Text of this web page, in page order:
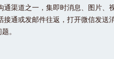
道之一，集即时消息、图片、视
或发邮件往返，打开微信发送
。